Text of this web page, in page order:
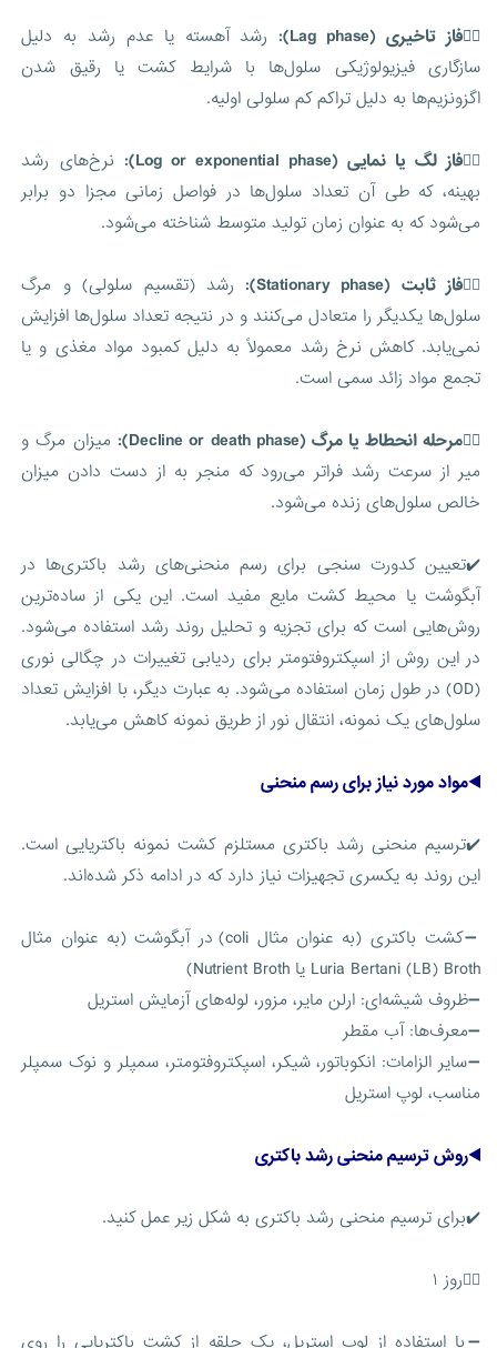
۱️⃣فاز تاخیری (Lag phase):
رشد آهسته یا عدم رشد به دلیل
سازگاری فیزیولوژیکی سلول‌ها با شرایط کشت یا رقیق شدن
اگزونزیم‌ها به دلیل تراکم کم سلولی اولیه.
۲️⃣فاز لگ یا نمایی (Log or exponential phase):
نرخ‌های رشد
بهینه، که طی آن تعداد سلول‌ها در فواصل زمانی مجزا دو برابر
می‌شود که به عنوان زمان تولید متوسط شناخته می‌شود.
۳️⃣فاز ثابت (Stationary phase):
رشد (تقسیم سلولی) و مرگ
سلول‌ها یکدیگر را متعادل می‌کنند و در نتیجه تعداد سلول‌ها افزایش
نمی‌یابد. کاهش نرخ رشد معمولاً به دلیل کمبود مواد مغذی و یا
تجمع مواد زائد سمی است.
۴️⃣مرحله انحطاط یا مرگ (Decline or death phase):
میزان مرگ و
میر از سرعت رشد فراتر می‌رود که منجر به از دست دادن میزان
خالص سلول‌های زنده می‌شود.
✔️تعیین کدورت سنجی برای رسم منحنی‌های رشد باکتری‌ها در
آبگوشت یا محیط‌ کشت مایع مفید است. این یکی از ساده‌ترین
روش‌هایی است که برای تجزیه و تحلیل روند رشد استفاده می‌شود.
در این روش از اسپکتروفتومتر برای ردیابی تغییرات در چگالی نوری
(OD) در طول زمان استفاده می‌شود. به عبارت دیگر، با افزایش تعداد
سلول‌های یک نمونه، انتقال نور از طریق نمونه کاهش می‌یابد.
◀️مواد مورد نیاز برای رسم منحنی
✔️ترسیم منحنی رشد باکتری مستلزم کشت نمونه باکتریایی است.
این روند به یکسری تجهیزات نیاز دارد که در ادامه ذکر شده‌اند.
➖کشت باکتری (به عنوان مثال coli) در آبگوشت (به عنوان مثال
Luria Bertani (LB) Broth یا Nutrient Broth)
➖ظروف شیشه‌ای: ارلن مایر، مزور، لوله‌های آزمایش استریل
➖معرف‌ها: آب مقطر
➖سایر الزامات: انکوباتور، شیکر، اسپکتروفتومتر، سمپلر و نوک سمپلر
مناسب، لوپ استریل
◀️روش ترسیم منحنی رشد باکتری
✔️برای ترسیم منحنی رشد باکتری به شکل زیر عمل کنید.
۱️⃣روز ۱
➖با استفاده از لوپ استریل، یک حلقه از کشت باکتریایی را روی